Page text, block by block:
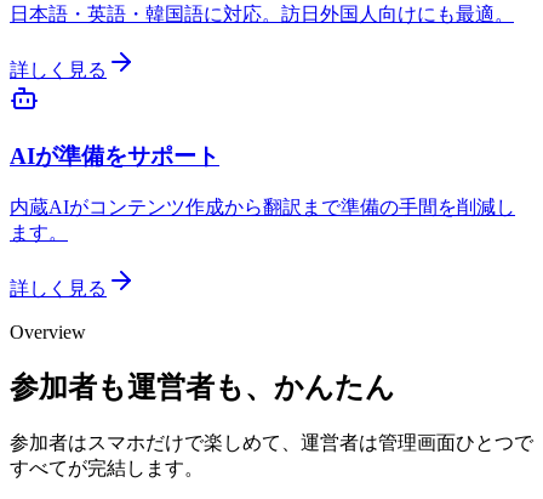
日本語・英語・韓国語に対応。訪日外国人向けにも最適。
詳しく見る
AIが準備をサポート
内蔵AIがコンテンツ作成から翻訳まで準備の手間を削減し
ます。
詳しく見る
Overview
参加者も運営者も、かんたん
参加者はスマホだけで楽しめて、運営者は管理画面ひとつで
すべてが完結します。